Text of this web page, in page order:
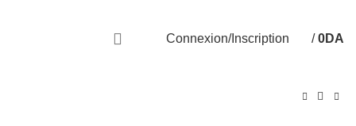
Connexion/Inscription / 0DA